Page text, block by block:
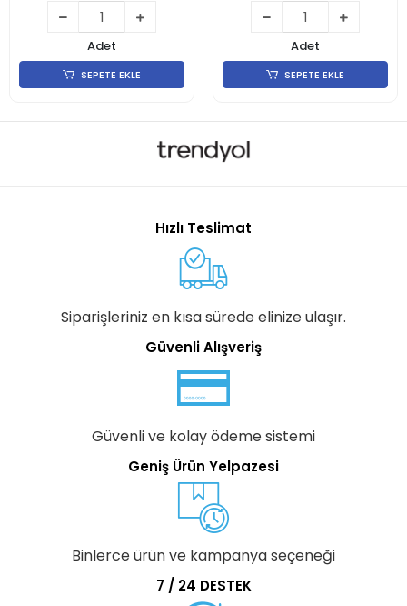
Adet
SEPETE EKLE
Adet
SEPETE EKLE
Hızlı Teslimat
Siparişleriniz en kısa sürede elinize ulaşır.
Güvenli Alışveriş
Güvenli ve kolay ödeme sistemi
Geniş Ürün Yelpazesi
Binlerce ürün ve kampanya seçeneği
7 / 24 DESTEK